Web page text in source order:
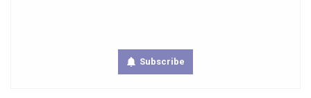
Subscribe